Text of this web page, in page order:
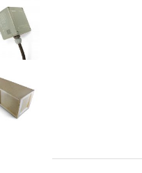
воздуха
увлажнители